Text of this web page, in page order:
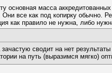
основная масса
все как под копирку обычно.
как правило не нужна, либо
сводит на нет
на путь (выразимся мягко)